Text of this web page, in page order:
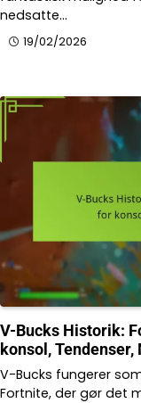
nedsatte…
19/02/2026
V-Bucks Historik:
konsol,
V-Bucks fungerer
Fortnite, der gør det